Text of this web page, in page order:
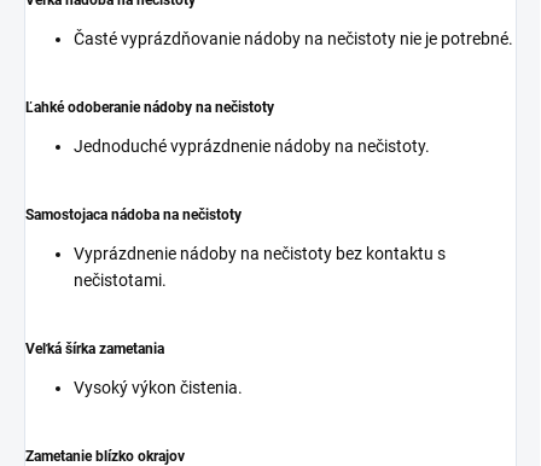
Časté vyprázdňovanie nádoby na nečistoty nie je potrebné.
Ľahké odoberanie nádoby na nečistoty
Jednoduché vyprázdnenie nádoby na nečistoty.
Samostojaca nádoba na nečistoty
Vyprázdnenie nádoby na nečistoty bez kontaktu s
nečistotami.
Veľká šírka zametania
Vysoký výkon čistenia.
Zametanie blízko okrajov